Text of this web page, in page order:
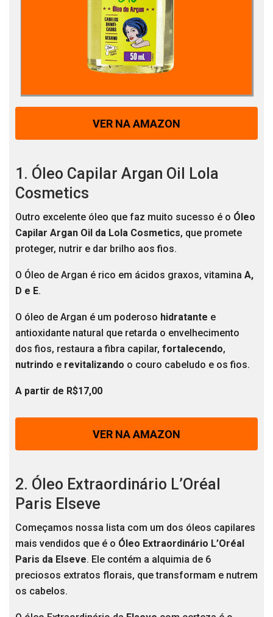
VER NA AMAZON
1. Óleo Capilar Argan Oil Lola
Cosmetics
Outro excelente óleo que faz muito sucesso é o Óleo
Capilar Argan Oil da Lola Cosmetics, que promete
proteger, nutrir e dar brilho aos fios.
O Óleo de Argan é rico em ácidos graxos, vitamina A,
D e E.
O óleo de Argan é um poderoso hidratante e
antioxidante natural que retarda o envelhecimento
dos fios, restaura a fibra capilar, fortalecendo,
nutrindo e revitalizando o couro cabeludo e os fios.
A partir de R$17,00
VER NA AMAZON
2. Óleo Extraordinário L’Oréal
Paris Elseve
Começamos nossa lista com um dos óleos capilares
mais vendidos que é o Óleo Extraordinário L’Oréal
Paris da Elseve. Ele contém a alquimia de 6
preciosos extratos florais, que transformam e nutrem
os cabelos.